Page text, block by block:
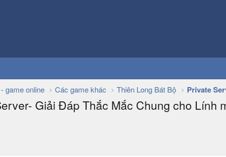
game online Các game khác Thiên Long Bát Bộ Private
Giải Đáp Thắc Mắc Chung cho Lính